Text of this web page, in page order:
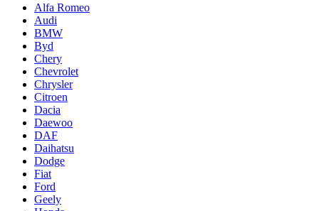
Alfa Romeo
Audi
BMW
Byd
Chery
Chevrolet
Chrysler
Citroen
Dacia
Daewoo
DAF
Daihatsu
Dodge
Fiat
Ford
Geely